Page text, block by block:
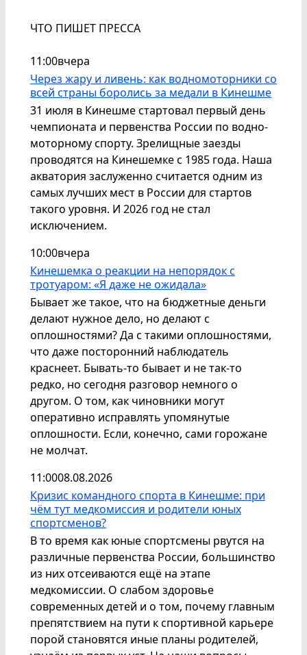
ЧТО ПИШЕТ ПРЕССА
11:00вчера
Через жару и ливень: как водномоторники со
всей страны боролись за медали в Кинешме
31 июля в Кинешме стартовал первый день
чемпионата и первенства России по водно-
моторному спорту. Зрелищные заезды
проводятся на Кинешемке с 1985 года. Наша
акватория заслуженно считается одним из
самых лучших мест в России для стартов
такого уровня. И 2026 год не стал
исключением.
10:00вчера
Кинешемка о реакции на непорядок с
тротуаром: «Я даже не ожидала»
Бывает же такое, что на бюджетные деньги
делают нужное дело, но делают с
оплошностями? Да с такими оплошностями,
что даже посторонний наблюдатель
краснеет. Бывать-то бывает и не так-то
редко, но сегодня разговор немного о
другом. О том, как чиновники могут
оперативно исправлять упомянутые
оплошности. Если, конечно, сами горожане
не молчат.
11:0008.08.2026
Кризис командного спорта в Кинешме: при
чём тут медкомиссия и родители юных
спортсменов?
В то время как юные спортсмены рвутся на
различные первенства России, большинство
из них отсеиваются ещё на этапе
медкомиссии. О слабом здоровье
современных детей и о том, почему главным
препятствием на пути к спортивной карьере
порой становятся иные планы родителей,